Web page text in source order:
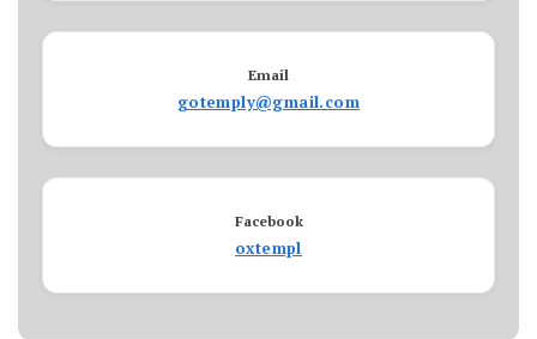
Email
gotemply@gmail.com
Facebook
oxtempl